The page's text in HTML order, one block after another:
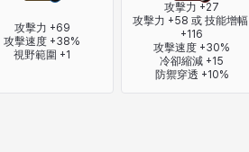
攻擊力 +69
攻擊速度 +38%
視野範圍 +1
攻擊力 +27
攻擊力 +58 或 技能增幅
+116
攻擊速度 +30%
冷卻縮減 +15
防禦穿透 +10%